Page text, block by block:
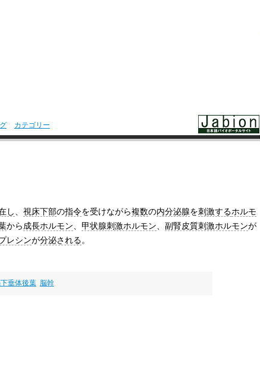
カテゴリー
し、 視床下部の指令を受けながら複数の内分泌腺を刺激するホルモ
から成長ホルモン、 甲状腺刺激ホルモン、 副腎皮質刺激ホルモンが
レシンが分泌される。
下垂体後葉 脳幹